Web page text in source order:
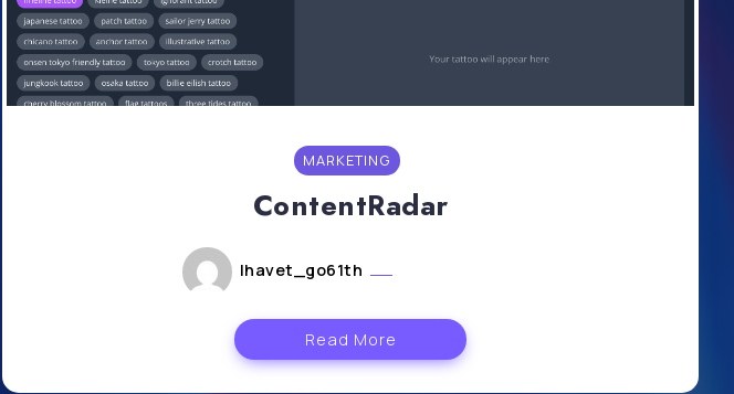
MARKETING
ContentRadar
lhavet_go61th
Read More